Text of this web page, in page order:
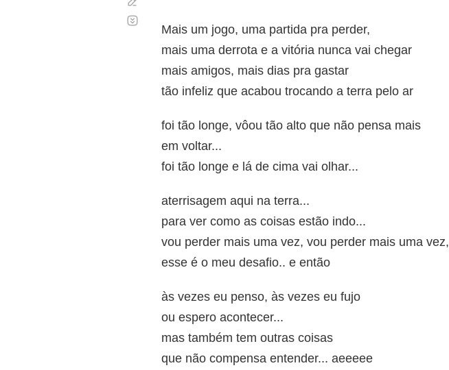
Mais um jogo, uma partida pra perder,
mais uma derrota e a vitória nunca vai chegar
mais amigos, mais dias pra gastar
tão infeliz que acabou trocando a terra pelo ar
foi tão longe, vôou tão alto que não pensa mais
em voltar...
foi tão longe e lá de cima vai olhar...
aterrisagem aqui na terra...
para ver como as coisas estão indo...
vou perder mais uma vez, vou perder mais uma vez,
esse é o meu desafio.. e então
às vezes eu penso, às vezes eu fujo
ou espero acontecer...
mas também tem outras coisas
que não compensa entender... aeeeee
automático